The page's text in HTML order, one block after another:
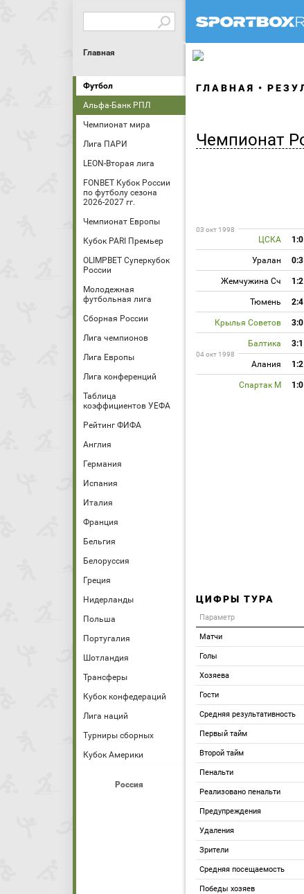
Главная
Футбол
Альфа-Банк РПЛ
Чемпионат мира
Лига ПАРИ
LEON-Вторая лига
FONBET Кубок России
по футболу сезона
2026-2027 гг.
Чемпионат Европы
Кубок PARI Премьер
OLIMPBET Суперкубок
России
Молодежная
футбольная лига
Сборная России
Лига чемпионов
Лига Европы
Лига конференций
Таблица
коэффициентов УЕФА
Рейтинг ФИФА
Англия
Германия
Испания
Италия
Франция
Бельгия
Белоруссия
Греция
Нидерланды
Польша
Португалия
Шотландия
Трансферы
Кубок конфедераций
Лига наций
Турниры сборных
Кубок Америки
Россия
ГЛАВНАЯ
Чемпионат
03 окт 1998
ЦСКА 1:0
Уралан 0:3
Жемчужина Сч 1:2
Тюмень 2:4
Крылья Советов 3:0
Балтика 3:1
04 окт 1998
Алания 1:2
Спартак М 1:0
ЦИФРЫ ТУРА
Параметр
Матчи
Голы
Хозяева
Гости
Средняя результативность
Первый тайм
Второй тайм
Пенальти
Реализовано пенальти
Предупреждения
Удаления
Зрители
Средняя посещаемость
Победы хозяев